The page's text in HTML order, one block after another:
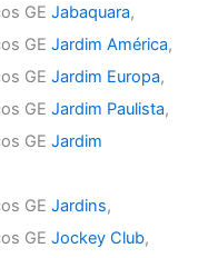
GEJabaquara,
GEJardim América,
GEJardim Europa,
GEJardim Paulista,
GEJardim
GEJardins,
GEJockey Club,